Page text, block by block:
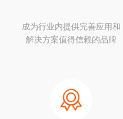
成为行业内提供完善应用和
解决方案值得信赖的品牌